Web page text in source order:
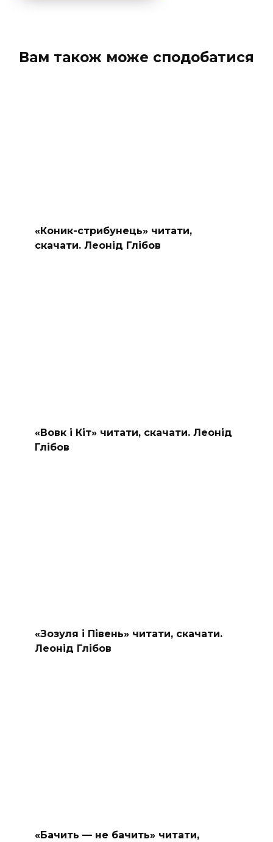
Вам також може сподобатися
«Коник-стрибунець» читати,
скачати. Леонід Глібов
«Вовк і Кіт» читати, скачати. Леонід
Глібов
«Зозуля і Півень» читати, скачати.
Леонід Глібов
«Бачить — не бачить» читати,